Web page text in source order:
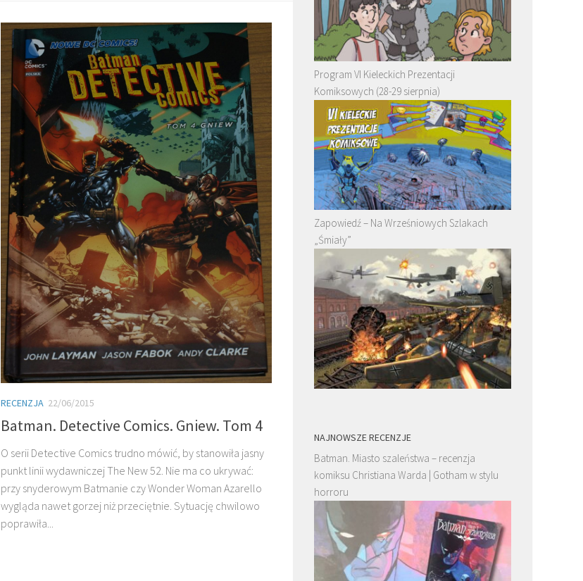
RECENZJA 22/06/2015
Batman. Detective Comics. Gniew. Tom 4
O serii Detective Comics trudno mówić, by stanowiła jasny
punkt linii wydawniczej The New 52. Nie ma co ukrywać:
przy snyderowym Batmanie czy Wonder Woman Azarello
wygląda nawet gorzej niż przeciętnie. Sytuację chwilowo
poprawiła...
Program VI Kieleckich Prezentacji
Komiksowych (28-29 sierpnia)
Zapowiedź – Na Wrześniowych Szlakach
„Śmiały”
NAJNOWSZE RECENZJE
Batman. Miasto szaleństwa – recenzja
komiksu Christiana Warda | Gotham w stylu
horroru